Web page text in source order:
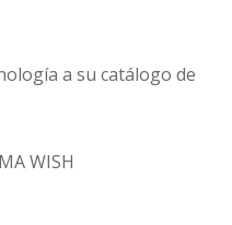
a su catálogo de
WISH